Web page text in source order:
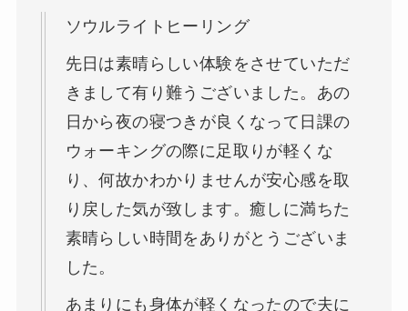
ソウルライトヒーリング
先日は素晴らしい体験をさせていただ
きまして有り難うございました。あの
日から夜の寝つきが良くなって日課の
ウォーキングの際に足取りが軽くな
り、何故かわかりませんが安心感を取
り戻した気が致します。癒しに満ちた
素晴らしい時間をありがとうございま
した。
あまりにも身体が軽くなったので夫に